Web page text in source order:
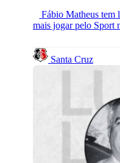
Fábio Matheus tem
mais jogar pelo Sport
Santa Cruz